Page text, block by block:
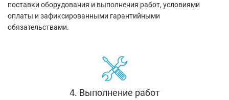
поставки оборудования и выполнения работ, условиями
оплаты и зафиксированными гарантийными
обязательствами.
4. Выполнение работ